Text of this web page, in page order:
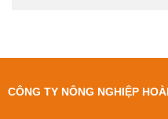
CÔNG TY NÔNG NGHIỆP